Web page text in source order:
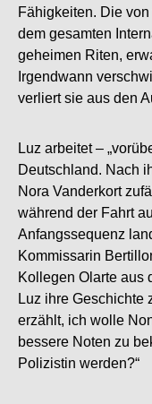
Fähigkeiten. Die
dem gesamten
geheimen Riten,
Irgendwann
verliert sie aus den
Luz arbeitet –
Deutschland. Nach
Nora Vanderkort
während der Fahrt
Anfangssequenz
Kommissarin
Kollegen Olarte aus
Luz ihre Geschichte
erzählt, ich wolle
bessere Noten zu
Polizistin werden?“